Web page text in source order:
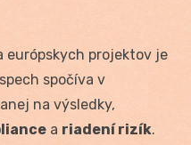
európskych projektov je
spočíva v
na výsledky,
a riadení rizík.